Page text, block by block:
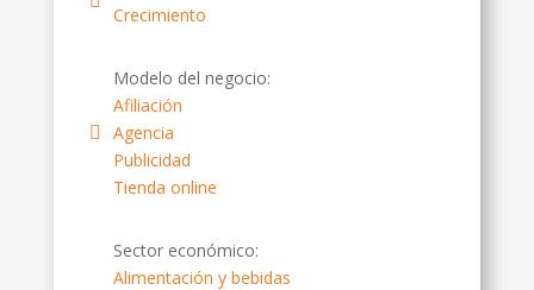
Crecimiento
Modelo del negocio:
Afiliación
Agencia
Publicidad
Tienda online
Sector económico:
Alimentación y bebidas